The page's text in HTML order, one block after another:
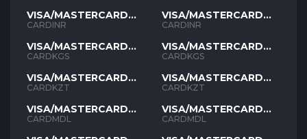
VISA/MASTERCARD
INR
CARDINR
VISA/MASTERCARD
KGS
CARDKGS
VISA/MASTERCARD
KZT
CARDKZT
VISA/MASTERCARD
MDL
CARDMDL
VISA/MASTERCARD
INR
CARDINR
VISA/MASTERCARD
KGS
CARDKGS
VISA/MASTERCARD
KZT
CARDKZT
VISA/MASTERCARD
MDL
CARDMDL